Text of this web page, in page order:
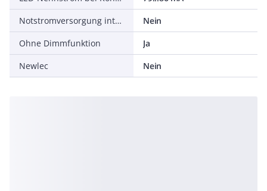
Notstromversorgung integriert
Nein
Ohne Dimmfunktion
Ja
Newlec
Nein